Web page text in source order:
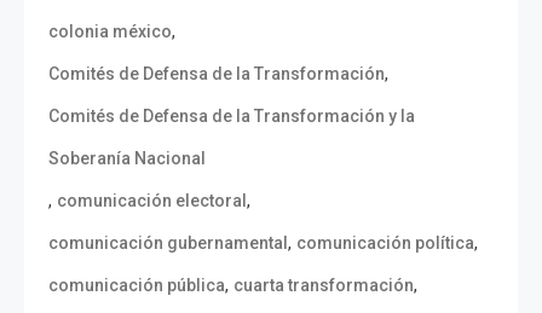
colonia méxico,
Comités de Defensa de la Transformación,
Comités de Defensa de la Transformación y la
Soberanía Nacional
, comunicación electoral,
comunicación gubernamental, comunicación política,
comunicación pública, cuarta transformación,